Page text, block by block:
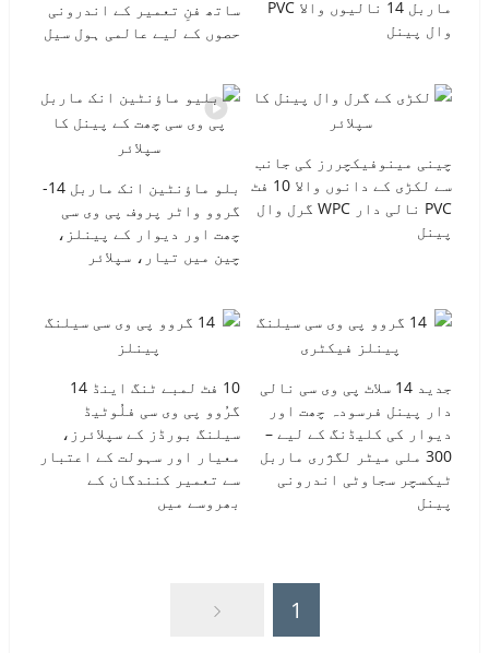
ساتھ فنِ تعمیر کے اندرونی
حصوں کے لیے عالمی ہول سیل
ماربل 14 نالیوں والا PVC
وال پینل
بلو ماؤنٹین انک ماربل 14-
گروو واٹر پروف پی وی سی
چھت اور دیوار کے پینلز،
چین میں تیار، سپلائر
چینی مینوفیکچررز کی جانب
سے لکڑی کے دانوں والا 10 فٹ
PVC نالی دار WPC گرل وال
پینل
10 فٹ لمبے ٹنگ اینڈ 14
گرُوو پی وی سی فلُوٹیڈ
سیلنگ بورڈز کے سپلائرز،
معیار اور سہولت کے اعتبار
سے تعمیر کنندگان کے
بھروسے میں
جدید 14 سلاٹ پی وی سی نالی
دار پینل فرسودہ چھت اور
دیوار کی کلیڈنگ کے لیے –
300 ملی میٹر لگژری ماربل
ٹیکسچر سجاوٹی اندرونی
پینل
1